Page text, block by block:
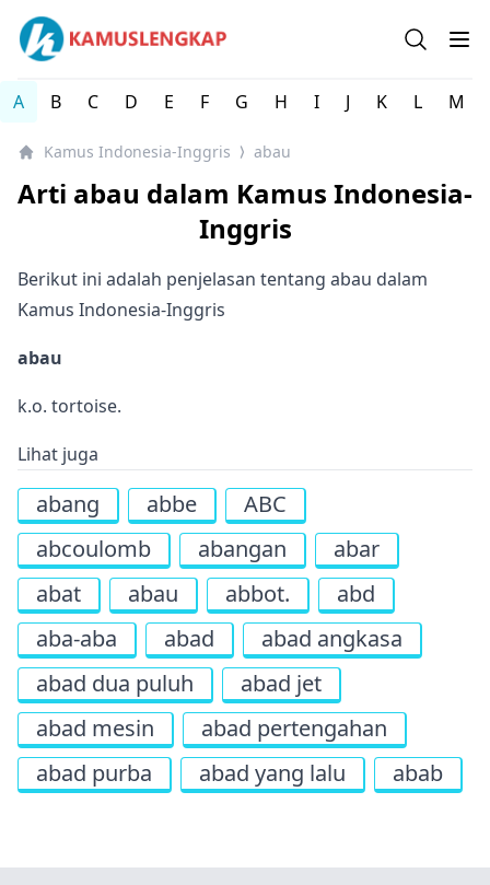
Kamus Lengkap Indonesia-Inggris - Kamus Bahasa
Open
A B C D E F G H I J K L M
Kamus Indonesia-Inggris ⟩ abau
Arti abau dalam Kamus Indonesia-
Inggris
Berikut ini adalah penjelasan tentang abau dalam
Kamus Indonesia-Inggris
abau
k.o. tortoise.
Lihat juga
abang abbe
ABC
abcoulomb
abangan
abar
abat
abau abbot.
abd
aba-aba
abad
abad angkasa
abad dua puluh
abad jet
abad mesin
abad pertengahan
abad purba
abad yang lalu abab